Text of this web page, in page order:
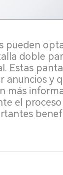
pueden
doble
Estas
anuncios y
más
el